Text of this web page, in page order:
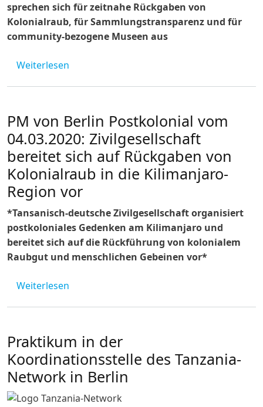
sprechen sich für zeitnahe Rückgaben von
Kolonialraub, für Sammlungstransparenz und für
community-bezogene Museen aus
Weiterlesen
PM von Berlin Postkolonial vom
04.03.2020: Zivilgesellschaft
bereitet sich auf Rückgaben von
Kolonialraub in die Kilimanjaro-
Region vor
*Tansanisch-deutsche Zivilgesellschaft organisiert
postkoloniales Gedenken am Kilimanjaro und
bereitet sich auf die Rückführung von kolonialem
Raubgut und menschlichen Gebeinen vor*
Weiterlesen
Praktikum in der
Koordinationsstelle des Tanzania-
Network in Berlin